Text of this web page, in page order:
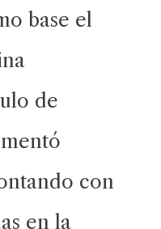
base el
de
con
en la